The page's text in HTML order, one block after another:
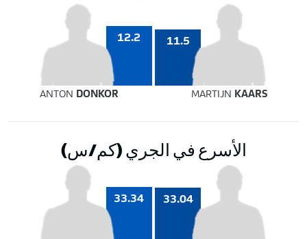
11.5
12.2
ANTON DONKOR MARTIJN KAARS
الأسرع في الجري (كم/س)
33.04
33.34